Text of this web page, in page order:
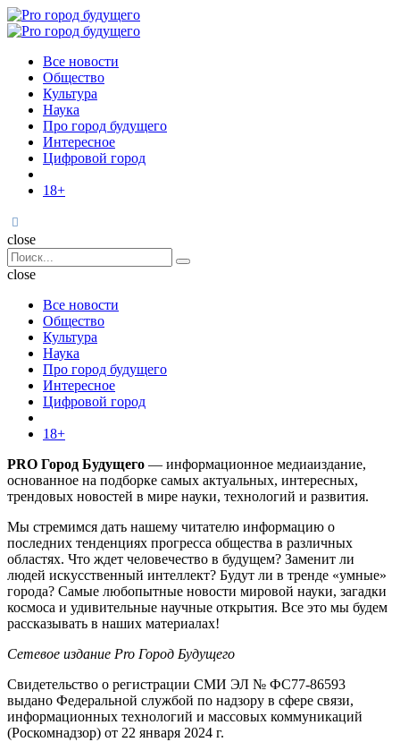
Menu
Поиск
Menu
Pro
Все новости
Общество
Культура
Наука
Про город будущего
Интересное
Цифровой город
18+
Поиск
close
Search
for:
Поиск
close
Все новости
Общество
Культура
Наука
Про город будущего
Интересное
Цифровой город
18+
PRO Город Будущего — информационное медиаиздание,
основанное на подборке самых актуальных, интересных,
трендовых новостей в мире науки, технологий и развития.
Мы стремимся дать нашему читателю информацию о
последних тенденциях прогресса общества в различных
областях. Что ждет человечество в будущем? Заменит ли
людей искусственный интеллект? Будут ли в тренде «умные»
города? Самые любопытные новости мировой науки, загадки
космоса и удивительные научные открытия. Все это мы будем
рассказывать в наших материалах!
Сетевое издание Pro Город Будущего
Свидетельство о регистрации СМИ ЭЛ № ФС77-86593
выдано Федеральной службой по надзору в сфере связи,
информационных технологий и массовых коммуникаций
(Роскомнадзор) от 22 января 2024 г.